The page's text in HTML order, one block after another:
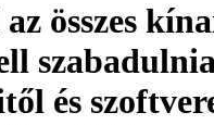
összes
és